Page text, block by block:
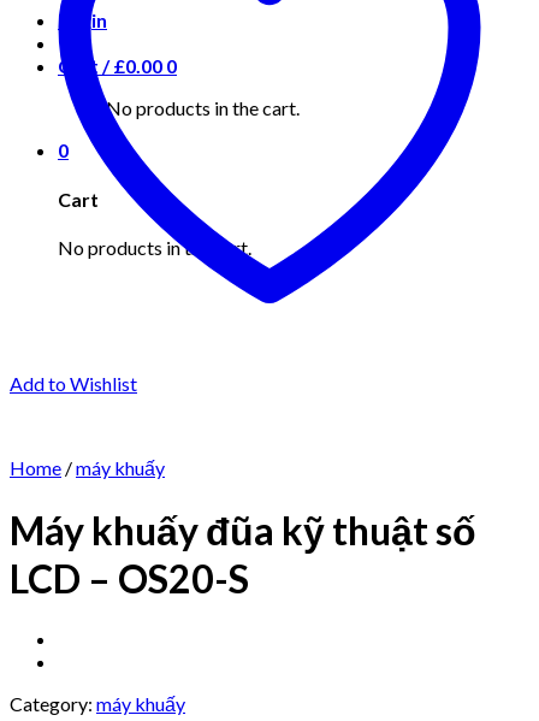
Login
Cart /£0.00 0
No products in the cart.
0
Cart
No products in the cart.
Add to Wishlist
Home /máy khuấy
Máy khuấy đũa kỹ thuật số
LCD – OS20-S
Category: máy khuấy